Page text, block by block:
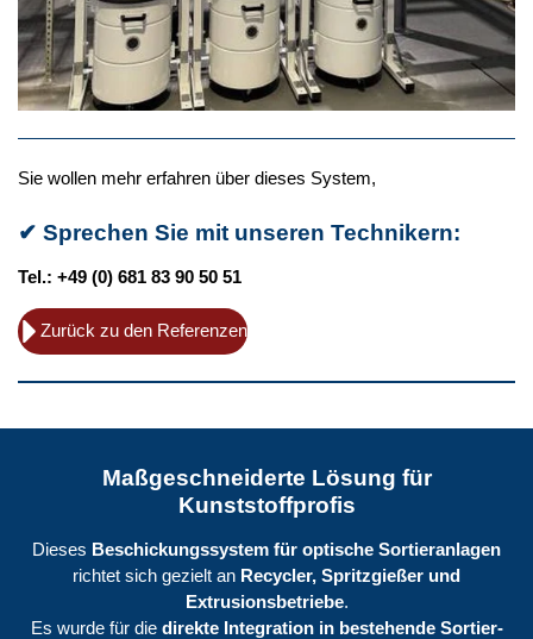
Sie wollen mehr erfahren über dieses System,
✔ Sprechen Sie mit unseren Technikern:
Tel.: +49 (0) 681 83 90 50 51
Zurück zu den Referenzen
Maßgeschneiderte Lösung für
Kunststoffprofis
Dieses Beschickungssystem für optische Sortieranlagen
richtet sich gezielt an Recycler, Spritzgießer und
Extrusionsbetriebe.
Es wurde für die direkte Integration in bestehende Sortier-